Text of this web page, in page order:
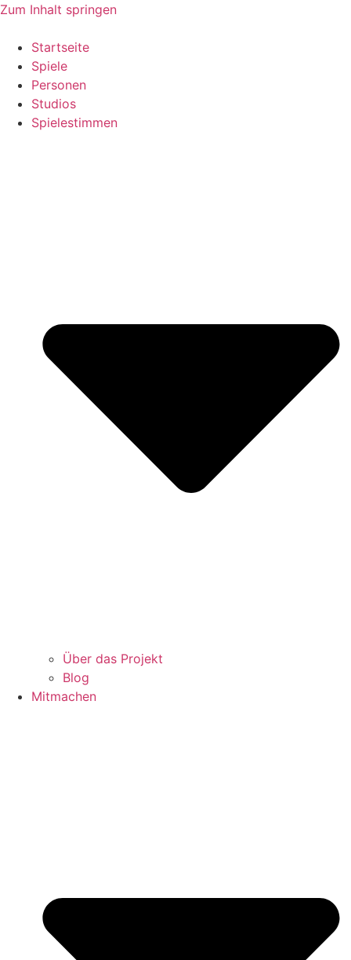
Zum Inhalt springen
Startseite
Spiele
Personen
Studios
Spielestimmen
Über das Projekt
Blog
Mitmachen